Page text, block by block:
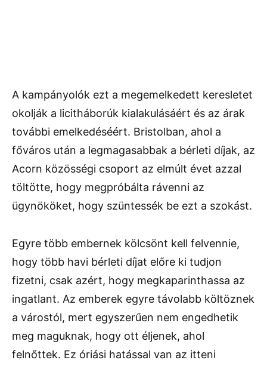
A kampányolók ezt a megemelkedett keresletet
okolják a licitháborúk kialakulásáért és az árak
további emelkedéséért. Bristolban, ahol a
főváros után a legmagasabbak a bérleti díjak, az
Acorn közösségi csoport az elmúlt évet azzal
töltötte, hogy megpróbálta rávenni az
ügynököket, hogy szüntessék be ezt a szokást.
Egyre több embernek kölcsönt kell felvennie,
hogy több havi bérleti díjat előre ki tudjon
fizetni, csak azért, hogy megkaparinthassa az
ingatlant. Az emberek egyre távolabb költöznek
a várostól, mert egyszerűen nem engedhetik
meg maguknak, hogy ott éljenek, ahol
felnőttek. Ez óriási hatással van az itteni